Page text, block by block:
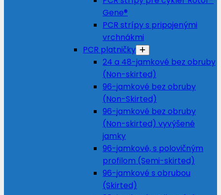
Gene®
PCR strípy s pripojenými
vrchnákmi
PCR platničky
24 a 48-jamkové bez obruby
(Non-skirted)
96-jamkové bez obruby
(Non-Skirted)
96-jamkové bez obruby
(Non-skirted) vyvýšené
jamky
96-jamkové, s polovičným
profilom (Semi-skirted)
96-jamkové s obrubou
(Skirted)